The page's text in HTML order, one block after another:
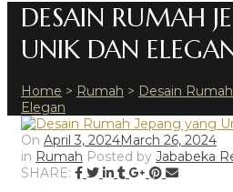
DESAIN RUMAH
UNIK DAN
Home > Rumah > Desain
Elegan
On April 3, 2024March 26, 2024
in Rumah Posted by Jababeka
SHARE: